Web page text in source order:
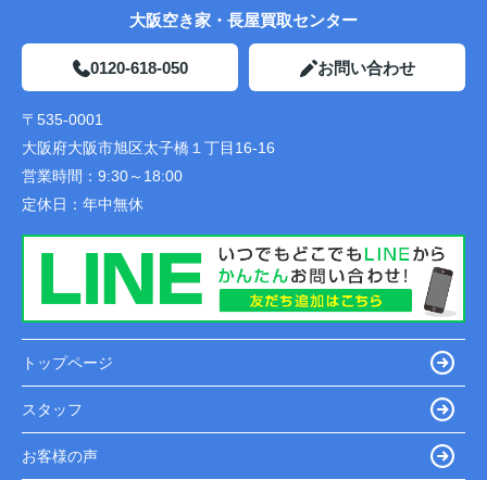
大阪空き家・長屋買取センター
0120-618-050 お問い合わせ
〒535-0001
大阪府大阪市旭区太子橋１丁目16-16
営業時間： 9:30～18:00
定休日： 年中無休
トップページ
スタッフ
お客様の声